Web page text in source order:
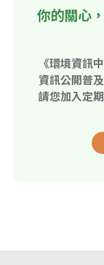
你的關心
《環境資訊
資訊公開普
請您加入定